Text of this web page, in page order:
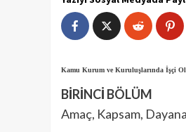
Kamu Kurum ve Kuruluşlarında İşçi
BİRİNCİ BÖLÜM
Amaç, Kapsam,